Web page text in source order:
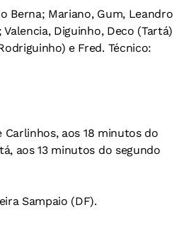
Berna; Mariano, Gum, Leandro
Diguinho, Deco (Tartá)
e Fred. Técnico:
Carlinhos, aos 18 minutos do
aos 13 minutos do segundo
Sampaio (DF).